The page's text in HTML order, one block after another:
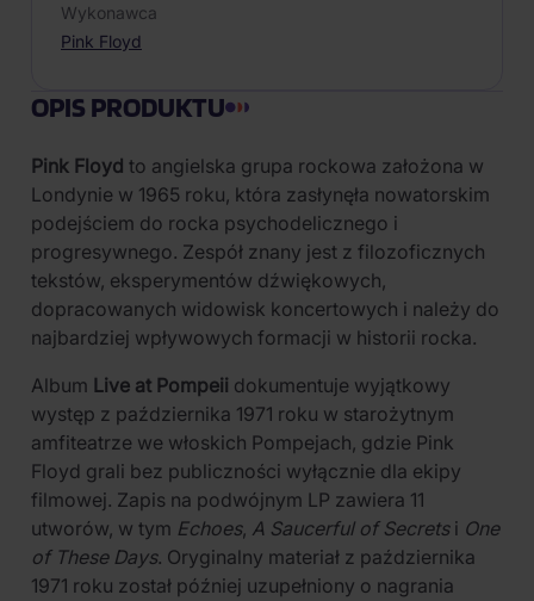
Wykonawca
Pink Floyd
OPIS PRODUKTU
Pink Floyd to angielska grupa rockowa założona w
Londynie w 1965 roku, która zasłynęła nowatorskim
podejściem do rocka psychodelicznego i
progresywnego. Zespół znany jest z filozoficznych
tekstów, eksperymentów dźwiękowych,
dopracowanych widowisk koncertowych i należy do
najbardziej wpływowych formacji w historii rocka.
Album Live at Pompeii dokumentuje wyjątkowy
występ z października 1971 roku w starożytnym
amfiteatrze we włoskich Pompejach, gdzie Pink
Floyd grali bez publiczności wyłącznie dla ekipy
filmowej. Zapis na podwójnym LP zawiera 11
utworów, w tym Echoes, A Saucerful of Secretsi One
of These Days. Oryginalny materiał z października
1971 roku został później uzupełniony o nagrania